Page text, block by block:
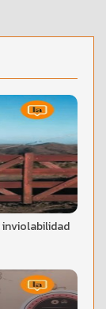
inviolabilidad